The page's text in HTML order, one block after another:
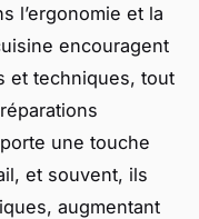
l’ergonomie et la
encouragent
et techniques, tout
une touche
et souvent, ils
augmentant